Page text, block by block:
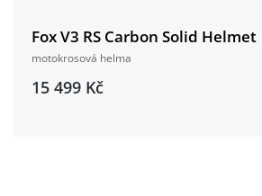
Fox V3 RS Carbon Solid Helmet
motokrosová helma
15 499 Kč